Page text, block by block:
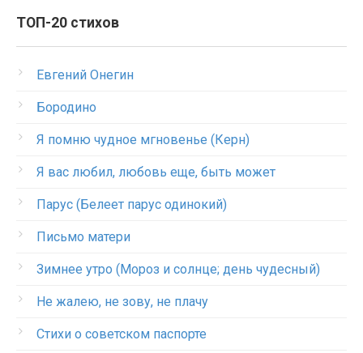
ТОП-20 стихов
Евгений Онегин
Бородино
Я помню чудное мгновенье (Керн)
Я вас любил, любовь еще, быть может
Парус (Белеет парус одинокий)
Письмо матери
Зимнее утро (Мороз и солнце; день чудесный)
Не жалею, не зову, не плачу
Стихи о советском паспорте